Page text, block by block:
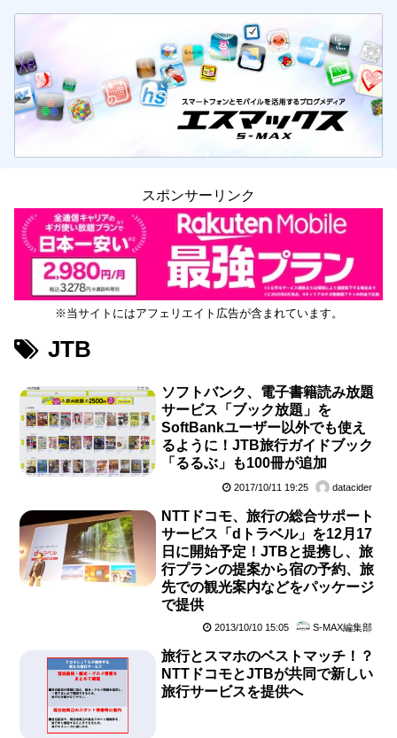
スポンサーリンク
※当サイトにはアフェリエイト広告が含まれています。
JTB
ソフトバンク、電子書籍読み放題
サービス「ブック放題」を
SoftBankユーザー以外でも使え
るように！JTB旅行ガイドブック
「るるぶ」も100冊が追加
2017/10/11 19:25 datacider
NTTドコモ、旅行の総合サポート
サービス「dトラベル」を12月17
日に開始予定！JTBと提携し、旅
行プランの提案から宿の予約、旅
先での観光案内などをパッケージ
で提供
2013/10/10 15:05 S-MAX編集部
旅行とスマホのベストマッチ！？
NTTドコモとJTBが共同で新しい
旅行サービスを提供へ